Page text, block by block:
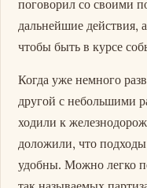
поговорил со своими
дальнейшие действия,
чтобы быть в курсе
Когда уже немного
другой с небольшими
ходили к
доложили, что
удобны. Можно легко